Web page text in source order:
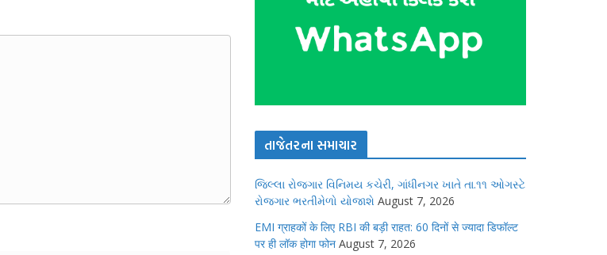
તાજેતરના સમાચાર
જિલ્લા રોજગાર વિનિમય કચેરી, ગાંધીનગર ખાતે તા.૧૧ ઓગસ્ટે
રોજગાર ભરતીમેળો યોજાશે August 7, 2026
EMI ग्राहकों के लिए RBI की बड़ी राहत: 60 दिनों से ज्यादा डिफॉल्ट
पर ही लॉक होगा फोन August 7, 2026